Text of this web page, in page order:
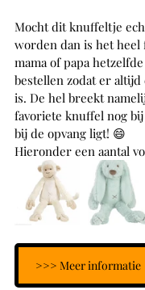
Mocht dit knuffeltje
worden dan is het heel
mama of papa
bestellen zodat er altijd
is. De hel breekt
favoriete knuffel nog
bij de opvang ligt! 😄
Hieronder een aantal
>>> Meer informatie